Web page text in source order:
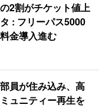
2割がチケット値上
: フリーパス5000
金導入進む
員が住み込み、高
ュニティー再生を